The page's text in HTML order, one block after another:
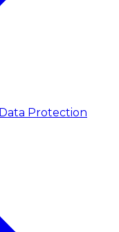
Protection